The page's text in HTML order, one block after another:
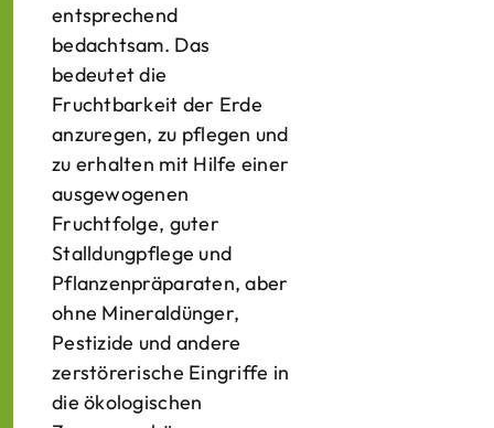
entsprechend
bedachtsam. Das
bedeutet die
Fruchtbarkeit der Erde
anzuregen, zu pflegen und
zu erhalten mit Hilfe einer
ausgewogenen
Fruchtfolge, guter
Stalldungpflege und
Pflanzenpräparaten, aber
ohne Mineraldünger,
Pestizide und andere
zerstörerische Eingriffe in
die ökologischen